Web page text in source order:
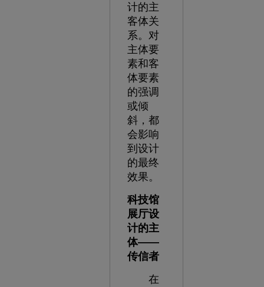
计的主
客体关
系。对
主体要
素和客
体要素
的强调
或倾
斜，都
会影响
到设计
的最终
效果。
科技馆
展厅设
计的主
体——
传信者
在